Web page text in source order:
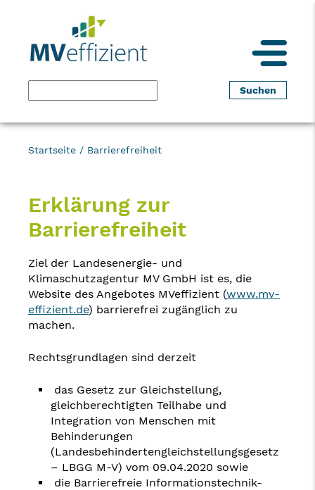
Startseite / Barrierefreiheit
Erklärung zur
Barrierefreiheit
Ziel der Landesenergie- und
Klimaschutzagentur MV GmbH ist es, die
Website des Angebotes MVeffizient (www.mv-
effizient.de) barrierefrei zugänglich zu
machen.
Rechtsgrundlagen sind derzeit
das Gesetz zur Gleichstellung,
gleichberechtigten Teilhabe und
Integration von Menschen mit
Behinderungen
(Landesbehindertengleichstellungsgesetz
– LBGG M-V) vom 09.04.2020 sowie
die Barrierefreie Informationstechnik-